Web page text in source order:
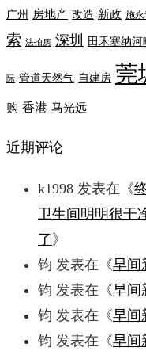
广州 房地产 改造 新政 施
索 法拍房 深圳 田禾塞纳河
际 管道天然气 自建房 莞
购 香港 马光远
近期评论
k1998 发表在《
卫生间明明很干
了》
钧 发表在《早间
钧 发表在《早间
钧 发表在《早间
钧 发表在《早间